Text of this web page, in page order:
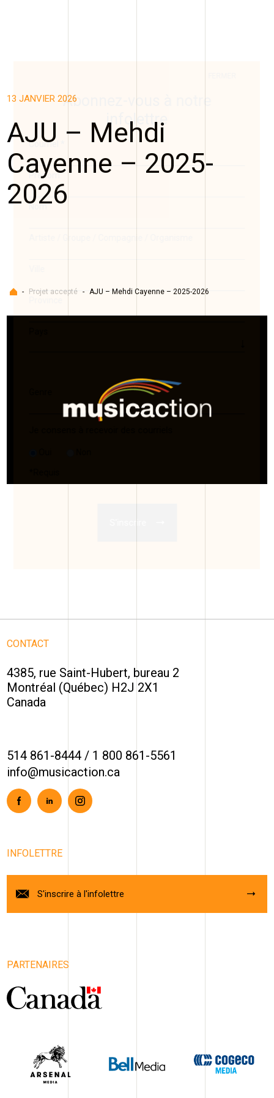
13 JANVIER 2026
AJU – Mehdi
Cayenne – 2025-
2026
Accueil
- Projet accepté - AJU – Mehdi Cayenne – 2025-2026
CONTACT
4385, rue Saint-Hubert, bureau 2
Montréal (Québec) H2J 2X1
Canada
514 861-8444 / 1 800 861-5561
info@musicaction.ca
FacebookLinkedinInstagram
INFOLETTRE
S'inscrire à l'infolettre
PARTENAIRES
Abonnez-vous à notre
infolettre
Courriel
Prénom
Nom